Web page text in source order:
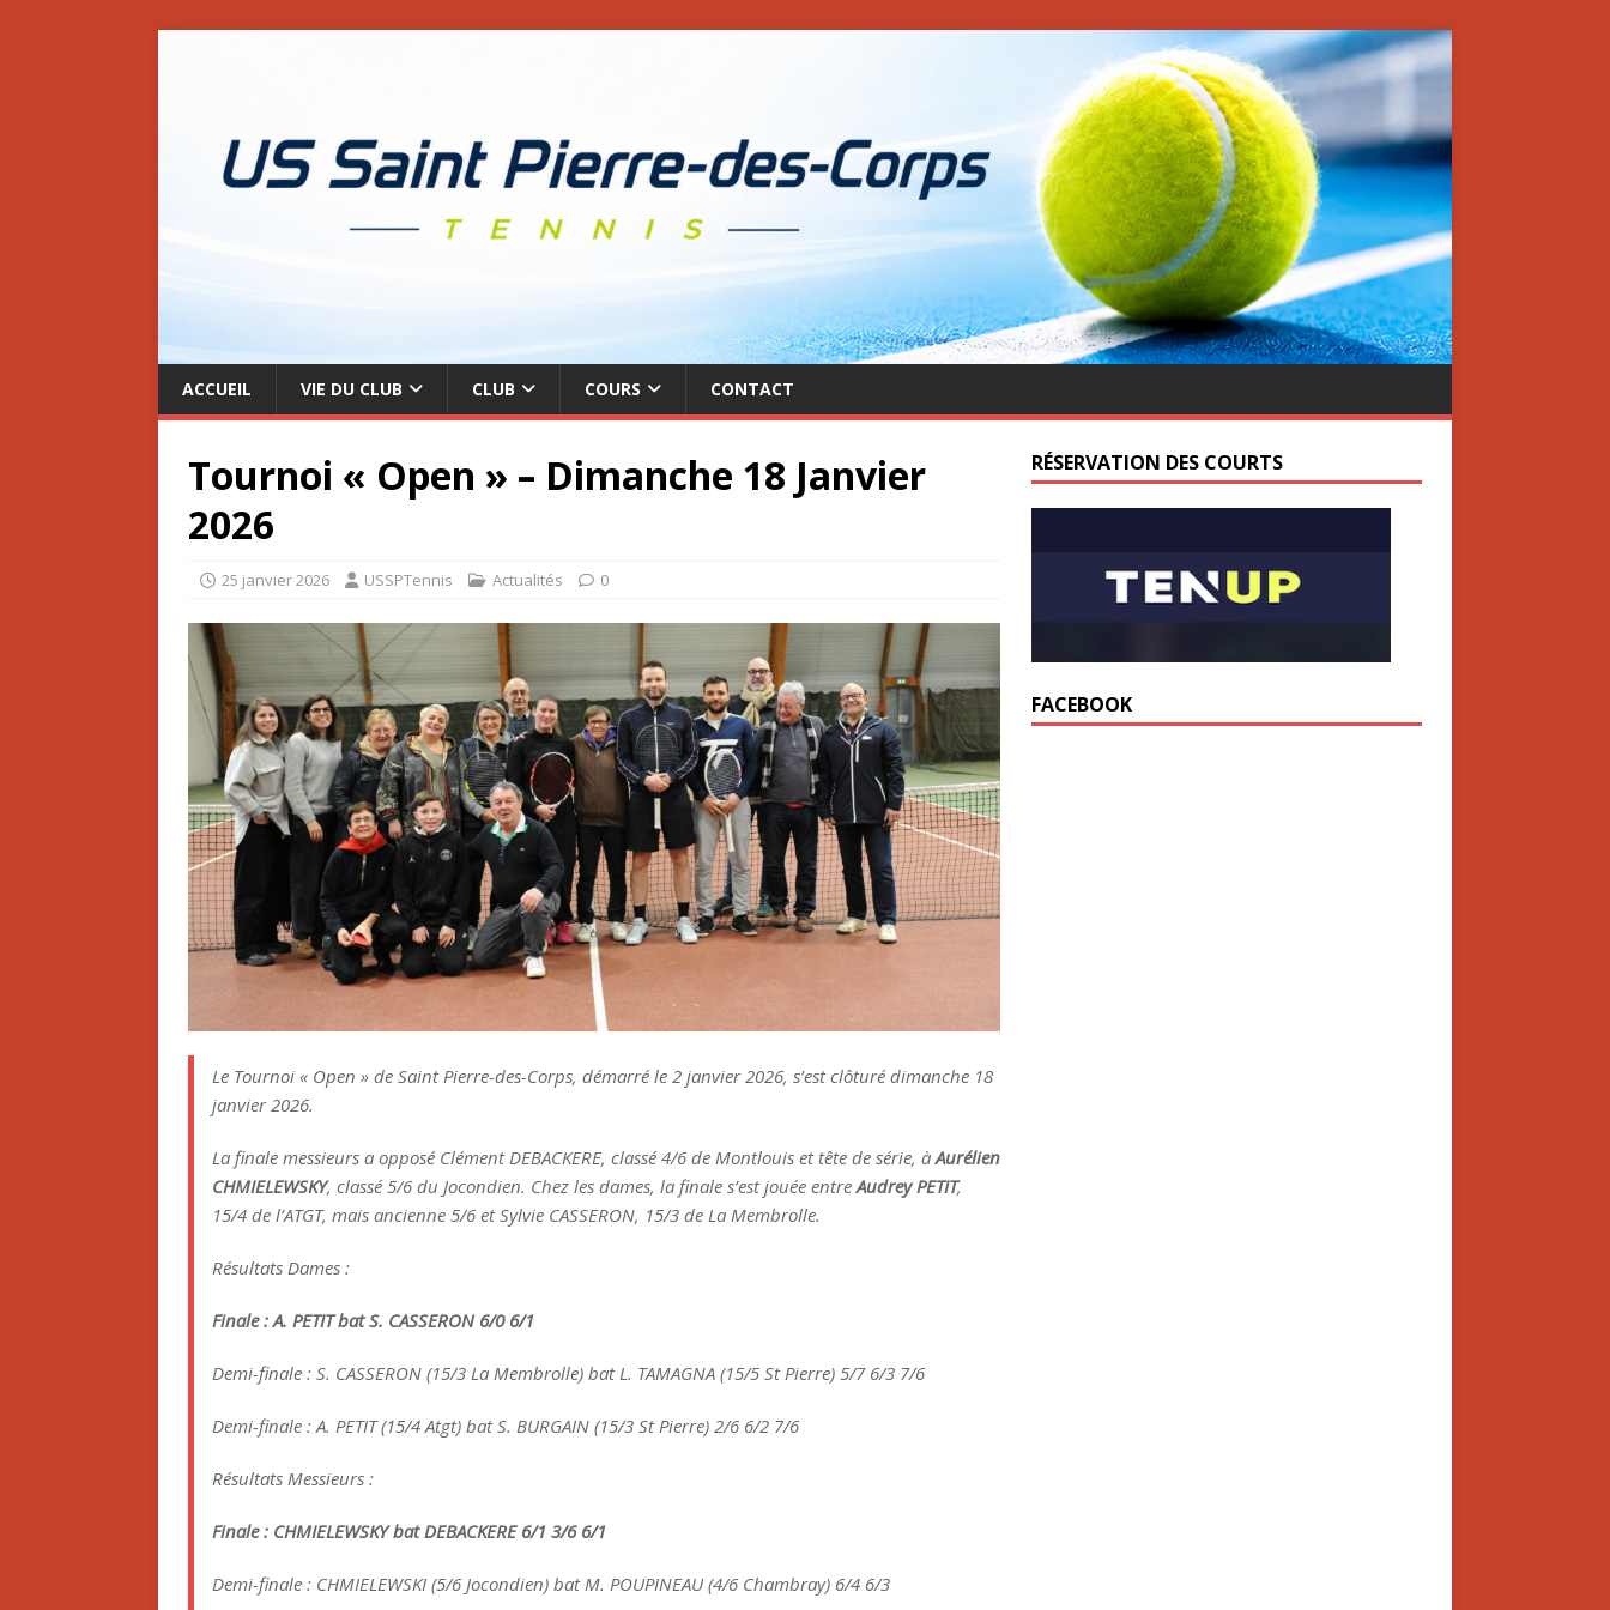
ACCUEIL VIE DU CLUB CLUB COURS CONTACT
Tournoi « Open » – Dimanche 18 Janvier
2026
25 janvier 2026 USSPTennis Actualités 0
Le Tournoi « Open » de Saint Pierre-des-Corps, démarré le 2 janvier 2026, s’est clôturé dimanche 18
janvier 2026.
La finale messieurs a opposé Clément DEBACKERE, classé 4/6 de Montlouis et tête de série, àAurélien
CHMIELEWSKY, classé 5/6 du Jocondien. Chez les dames, la finale s’est jouée entreAudrey PETIT,
15/4 de l’ATGT, mais ancienne 5/6 et Sylvie CASSERON, 15/3 de La Membrolle.
Résultats Dames :
Finale : A. PETIT bat S. CASSERON 6/0 6/1
Demi-finale : S. CASSERON (15/3 La Membrolle) bat L. TAMAGNA (15/5 St Pierre) 5/7 6/3 7/6
Demi-finale : A. PETIT (15/4 Atgt) bat S. BURGAIN (15/3 St Pierre) 2/6 6/2 7/6
Résultats Messieurs :
Finale : CHMIELEWSKY bat DEBACKERE 6/1 3/6 6/1
Demi-finale : CHMIELEWSKI (5/6 Jocondien) bat M. POUPINEAU (4/6 Chambray) 6/4 6/3
RÉSERVATION DES COURTS
FACEBOOK